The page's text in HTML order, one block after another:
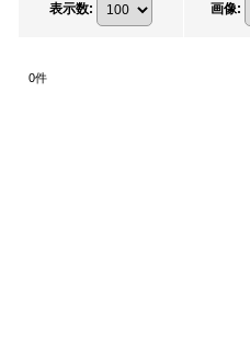
表示数: 画像:
0件